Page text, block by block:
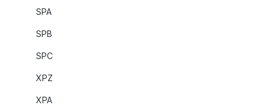
SPA
SPB
SPC
XPZ
XPA